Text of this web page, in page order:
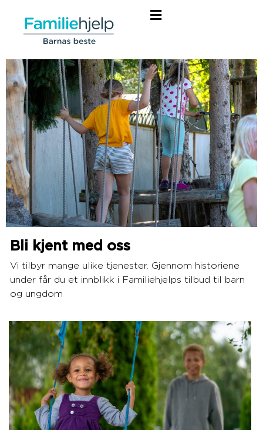
Bli kjent med oss
Vi tilbyr mange ulike tjenester. Gjennom historiene
under får du et innblikk i Familiehjelps tilbud til barn
og ungdom